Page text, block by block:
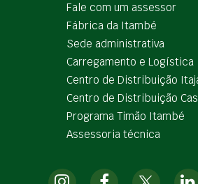
Fale com um assessor
Fábrica da Itambé
Sede administrativa
Carregamento e Logística
Centro de Distribuição
Centro de Distribuição
Programa Timão Itambé
Assessoria técnica